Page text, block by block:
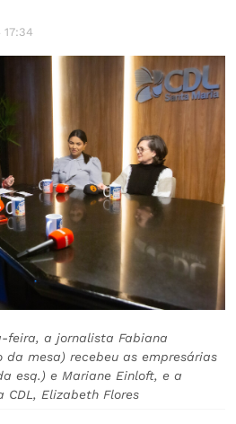
feira, a jornalista Fabiana
da mesa) recebeu as empresárias
esq.) e Mariane Einloft, e a
CDL, Elizabeth Flores